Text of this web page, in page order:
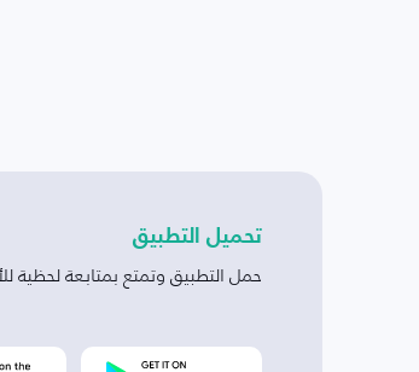
تحميل التطبيق
حمل التطبيق وتمتع بمتابعة لحظية